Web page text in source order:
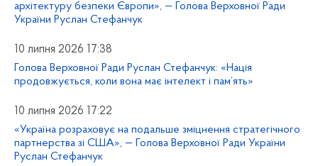
архітектуру безпеки Європи», — Голова Верховної Ради
України Руслан Стефанчук
10 липня 2026 17:38
Голова Верховної Ради Руслан Стефанчук: «Нація
продовжується, коли вона має інтелект і пам’ять»
10 липня 2026 17:22
«Україна розраховує на подальше зміцнення стратегічного
партнерства зі США», — Голова Верховної Ради України
Руслан Стефанчук